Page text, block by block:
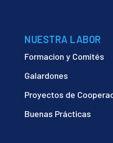
NUESTRA LABOR
Formacion y Comités
Galardones
Proyectos de
Buenas Prácticas